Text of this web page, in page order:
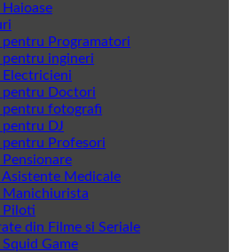
pentru Programatori
pentru ingineri
pentru Doctori
pentru fotografi
DJ
pentru Profesori
Medicale
Manichiurista
Piloti
din Filme si Seriale
Game